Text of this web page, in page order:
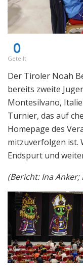
0
Geteilt
Der Tiroler Noah
bereits zweite
Montesilvano,
Turnier, das auf
Homepage des
mitzuverfolgen ist.
Endspurt und
(Bericht: Ina